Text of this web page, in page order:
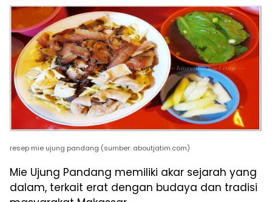
resep mie ujung pandang (sumber: aboutjatim.com)
Mie Ujung Pandang memiliki akar sejarah yang
dalam, terkait erat dengan budaya dan tradisi